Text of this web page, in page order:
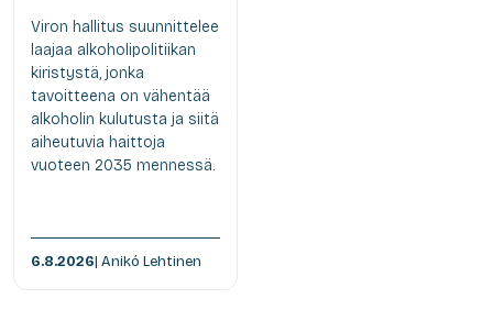
Viron hallitus suunnittelee
laajaa alkoholipolitiikan
kiristystä, jonka
tavoitteena on vähentää
alkoholin kulutusta ja siitä
aiheutuvia haittoja
vuoteen 2035 mennessä.
6.8.2026| Anikó Lehtinen